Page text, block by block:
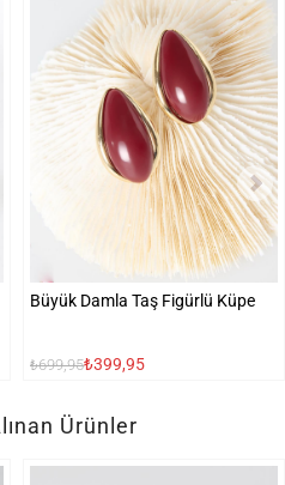
Büyük Damla Taş Figürlü Küpe
₺699,95₺399,95
Ürünler